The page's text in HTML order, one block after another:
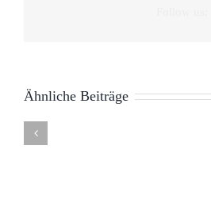
Ähnliche Beiträge
Was
gute